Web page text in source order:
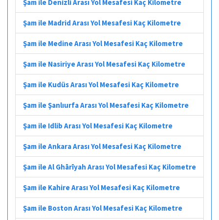
Şam ile Denizli Arası Yol Mesafesi Kaç Kilometre
Şam ile Madrid Arası Yol Mesafesi Kaç Kilometre
Şam ile Medine Arası Yol Mesafesi Kaç Kilometre
Şam ile Nasiriye Arası Yol Mesafesi Kaç Kilometre
Şam ile Kudüs Arası Yol Mesafesi Kaç Kilometre
Şam ile Şanlıurfa Arası Yol Mesafesi Kaç Kilometre
Şam ile Idlib Arası Yol Mesafesi Kaç Kilometre
Şam ile Ankara Arası Yol Mesafesi Kaç Kilometre
Şam ile Al Ghārīyah Arası Yol Mesafesi Kaç Kilometre
Şam ile Kahire Arası Yol Mesafesi Kaç Kilometre
Şam ile Boston Arası Yol Mesafesi Kaç Kilometre